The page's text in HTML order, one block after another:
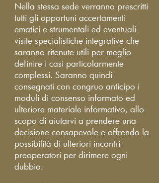
Nella stessa sede verranno prescritti
tutti gli opportuni accertamenti
ematici e strumentali ed eventuali
visite specialistiche integrative che
saranno ritenute utili per meglio
definire i casi particolarmente
complessi. Saranno quindi
consegnati con congruo anticipo i
moduli di consenso informato ed
ulteriore materiale informativo, allo
scopo di aiutarvi a prendere una
decisione consapevole e offrendo la
possibilità di ulteriori incontri
preoperatori per dirimere ogni
dubbio.